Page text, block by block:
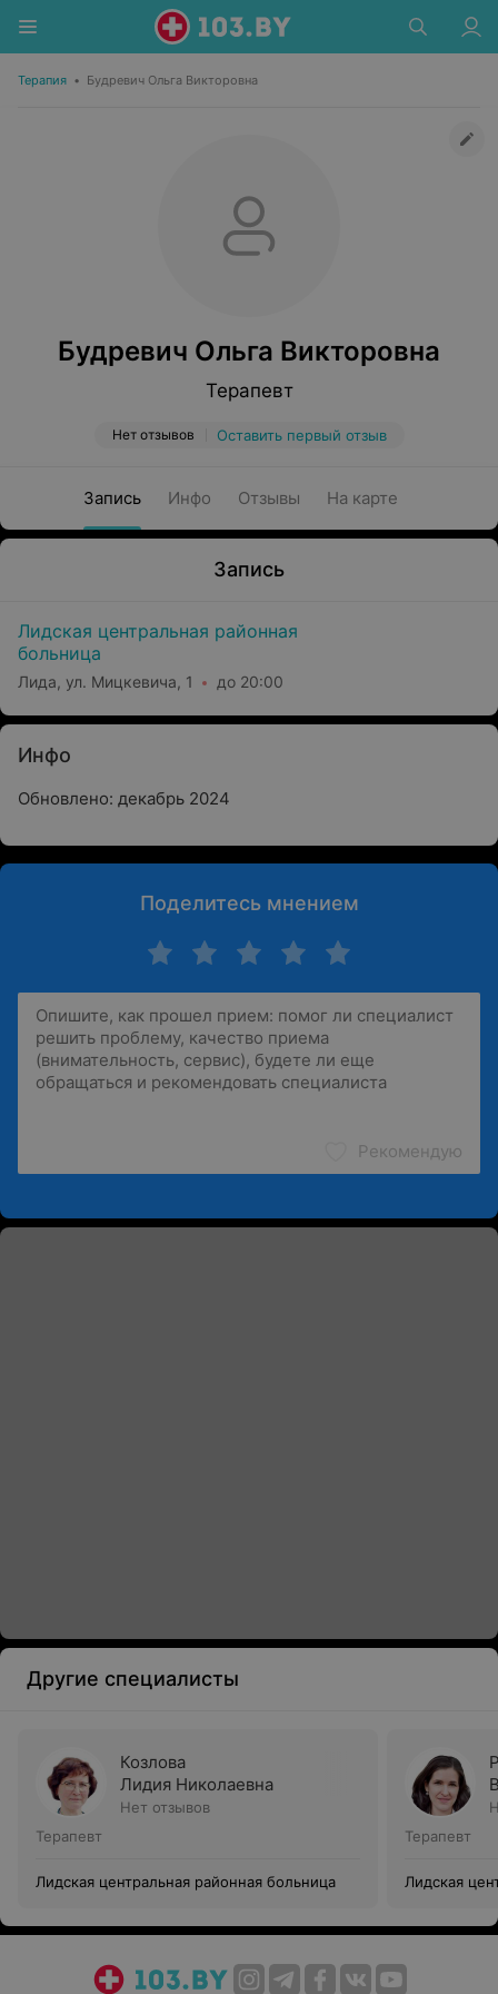
Терапия • Будревич Ольга Викторовна
Будревич Ольга Викторовна
Терапевт
Нет отзывов Оставить первый отзыв
Запись Инфо Отзывы На карте
Запись
Лидская центральная районная
больница
Лида, ул. Мицкевича, 1 до 20:00
Инфо
Обновлено: декабрь 2024
Поделитесь мнением
Рекомендую
Другие специалисты
Козлова
Лидия Николаевна
Нет отзывов
Терапевт
Лидская центральная районная больница
Терапевт
Лидская